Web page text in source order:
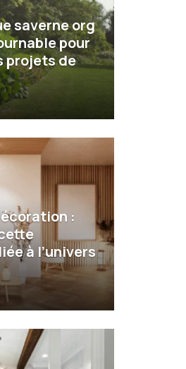
saverne org
pour
projets de
:
à l’univers